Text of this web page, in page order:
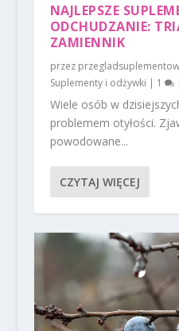
NAJLEPSZE
ODCHUDZANIE:
ZAMIENNIK
przez
Suplementy i odżywki | 1 |
Wiele osób w
problemem otyłości.
powodowane...
CZYTAJ WIĘCEJ